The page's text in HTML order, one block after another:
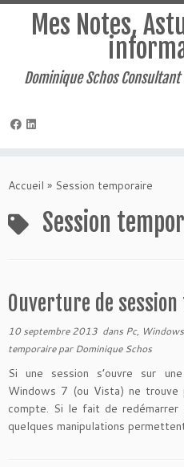
au
Mes Notes,
Dominique Schos
Accueil » Session temporaire
Session
Ouverture de
10 septembre 2013 dans Pc,
temporaireparDominique Schos
Si une session s’ouvre sur
Windows 7 (ou Vista) ne trouve
compte. Si le fait de redémarrer
quelques manipulations